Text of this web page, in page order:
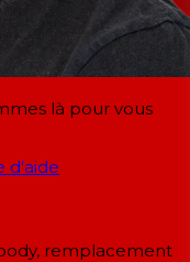
là pour vous
d'aide
remplacement